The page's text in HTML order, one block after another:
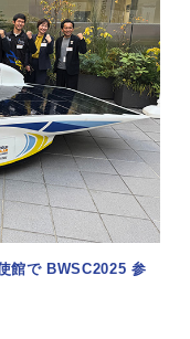
館で BWSC2025 参